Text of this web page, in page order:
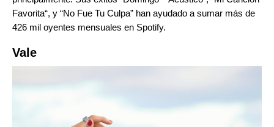
Favorita“, y “No Fue Tu Culpa” han ayudado a sumar más de
426 mil oyentes mensuales en Spotify.
Vale